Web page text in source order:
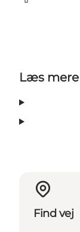
Facebook
Læs mere
Find vej